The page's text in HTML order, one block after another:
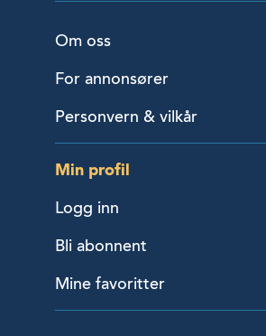
Om oss
For annonsører
Personvern & vilkår
Min profil
Logg inn
Bli abonnent
Mine favoritter